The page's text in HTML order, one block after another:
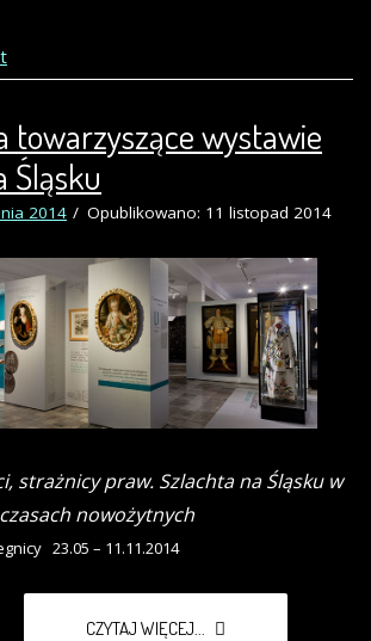
towarzyszące wystawie
Śląsku
2014 Opublikowano: 11 listopad 2014
strażnicy praw. Szlachta na Śląsku w
nowożytnych
23.05 – 11.11.2014
CZYTAJ WIĘCEJ...